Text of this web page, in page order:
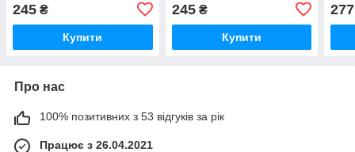
245 ₴
Купити
245₴
Купити
277
Про нас
100% позитивних з 53 відгуків за рік
Працює з 26.04.2021